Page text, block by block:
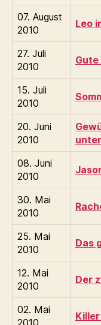
07. August
2010
Leo
27. Juli
2010
15. Juli
2010
20. Juni
2010
08. Juni
2010
30. Mai
2010
25. Mai
2010
Das
12. Mai
2010
Der
02. Mai
2010